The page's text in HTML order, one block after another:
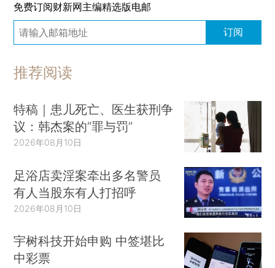
免费订阅财新网主编精选版电邮
订阅
推荐阅读
特稿｜患儿死亡、医生获刑争
议：韩杰案的“罪与罚”
2026年08月10日
足浴店卖淫案牵出多名警员
有人当股东有人打招呼
2026年08月10日
宇树科技开始申购 中签堪比
中彩票